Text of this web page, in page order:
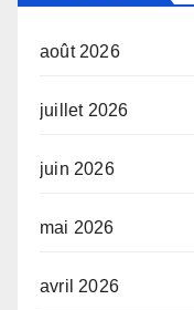
août 2026
juillet 2026
juin 2026
mai 2026
avril 2026